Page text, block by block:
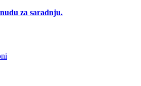
za saradnju.